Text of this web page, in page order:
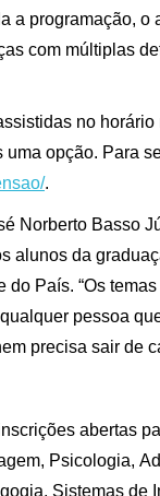
a programação,
com múltiplas
no
opção. Para
.
Norberto Basso
alunos da
do País. “Os
pessoa
precisa sair de
abertas
Psicologia,
Sistemas de